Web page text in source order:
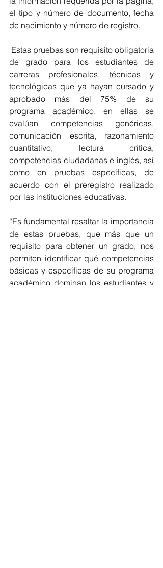
el tipo y número de documento, fecha
de nacimiento y número de registro.
de grado para los estudiantes de
carreras profesionales, técnicas y
tecnológicas que ya hayan cursado y
aprobado más del 75% de su
programa académico, en ellas se
evalúan competencias genéricas,
comunicación escrita, razonamiento
cuantitativo, lectura crítica,
competencias ciudadanas e inglés, así
como en pruebas específicas, de
acuerdo con el preregistro realizado
por las instituciones educativas.
“Es fundamental resaltar la importancia
de estas pruebas, que más que un
requisito para obtener un grado, nos
permiten identificar qué competencias
básicas y específicas de su programa
académico dominan los estudiantes y